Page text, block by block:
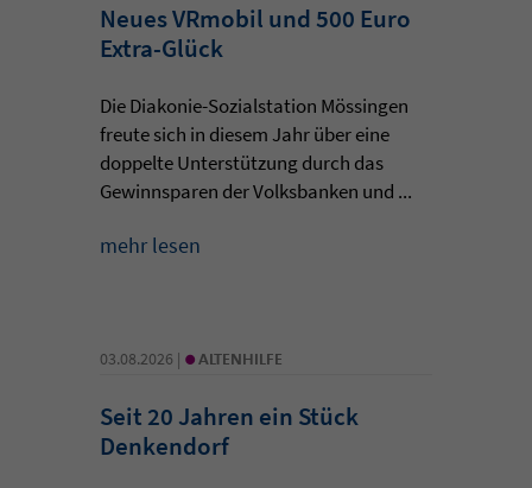
Neues VRmobil und 500 Euro
Extra-Glück
Die Diakonie-Sozialstation Mössingen
freute sich in diesem Jahr über eine
doppelte Unterstützung durch das
Gewinnsparen der Volksbanken und ...
mehr lesen
03.08.2026 | • ALTENHILFE
Seit 20 Jahren ein Stück
Denkendorf